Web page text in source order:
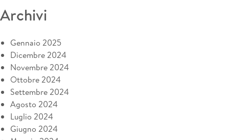
Archivi
Gennaio 2025
Dicembre 2024
Novembre 2024
Ottobre 2024
Settembre 2024
Agosto 2024
Luglio 2024
Giugno 2024